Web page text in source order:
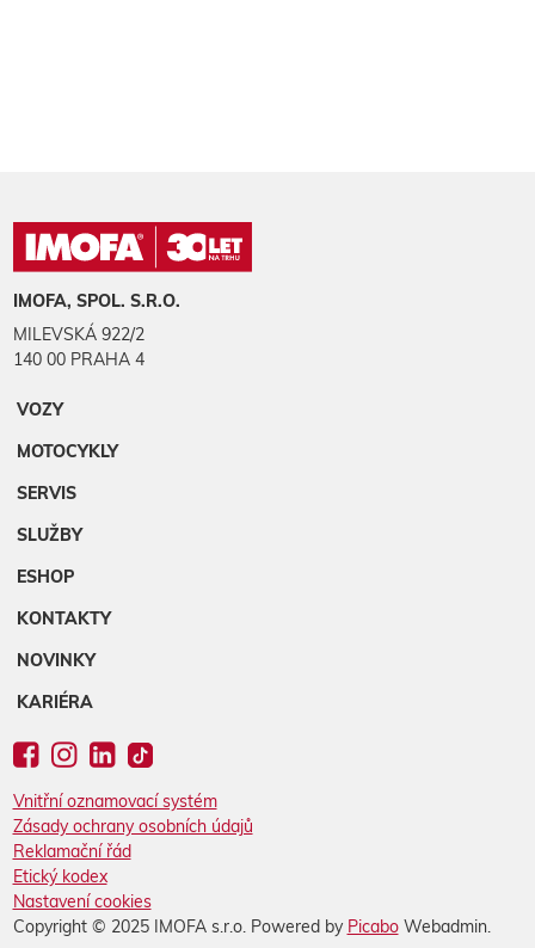
IMOFA, SPOL. S.R.O.
MILEVSKÁ 922/2
140 00 PRAHA 4
VOZY
MOTOCYKLY
SERVIS
SLUŽBY
ESHOP
KONTAKTY
NOVINKY
KARIÉRA
Vnitřní oznamovací systém
Zásady ochrany osobních údajů
Reklamační řád
Etický kodex
Nastavení cookies
Copyright © 2025 IMOFA s.r.o. Powered by PicaboWebadmin.